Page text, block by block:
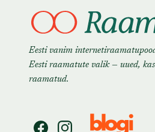
Eesti vanim
Eesti raamatute valik — uued,
raamatud.